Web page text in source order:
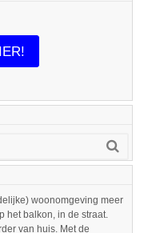
woonomgeving meer
het balkon, in de straat.
van huis. Met de